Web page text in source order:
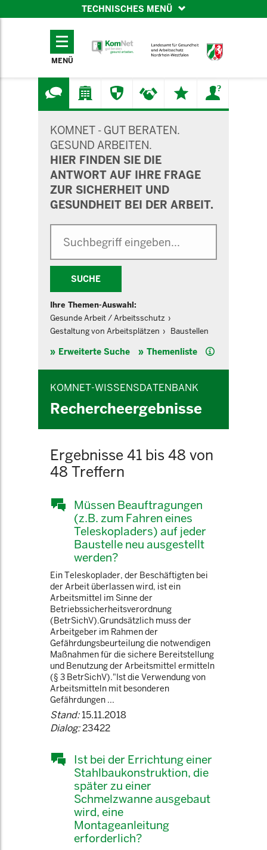
TECHNISCHES MENÜ
TECHNISCHES
MENÜ
KOMNET - GUT BERATEN.
GESUND ARBEITEN.
HIER FINDEN SIE DIE
ANTWORT AUF IHRE FRAGE
ZUR SICHERHEIT UND
GESUNDHEIT BEI DER ARBEIT.
SUCHE
Ihre Themen-Auswahl:
Gesunde Arbeit / Arbeitsschutz
Gestaltung von Arbeitsplätzen
Baustellen
Erweiterte Suche Themenliste Hilfe
KOMNET-WISSENSDATENBANK
Rechercheergebnisse
Ergebnisse 41 bis 48 von
48 Treffern
Müssen Beauftragungen
(z.B. zum Fahren eines
Teleskopladers) auf jeder
Baustelle neu ausgestellt
werden?
Ein Teleskoplader, der Beschäftigten bei
der Arbeit überlassen wird, ist ein
Arbeitsmittel im Sinne der
Betriebssicherheitsverordnung
(BetrSichV).Grundsätzlich muss der
Arbeitgeber im Rahmen der
Gefährdungsbeurteilung die notwendigen
Maßnahmen für die sichere Bereitstellung
und Benutzung der Arbeitsmittel ermitteln
(§ 3 BetrSichV)."Ist die Verwendung von
Arbeitsmitteln mit besonderen
Gefährdungen ...
Stand:15.11.2018
Dialog:23422
Ist bei der Errichtung einer
Stahlbaukonstruktion, die
später zu einer
Schmelzwanne ausgebaut
wird, eine
Montageanleitung
erforderlich?